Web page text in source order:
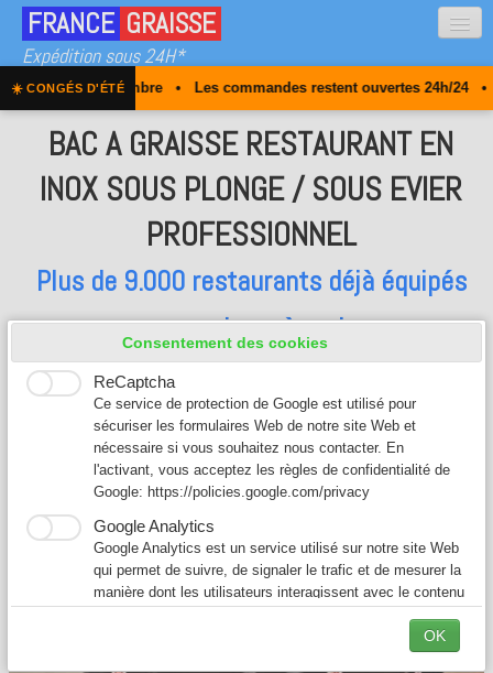
FRANCE GRAISSE
Expédition sous 24H*
Qui sommes-nous
Obligation
Nos bacs à graisse
Contact
BAC A GRAISSE RESTAURANT EN
INOX SOUS PLONGE / SOUS EVIER
PROFESSIONNEL
Plus de 9.000 restaurants déjà équipés
avec nos bacs à graisse
☀️ CONGÉS D'ÉTÉ
• Les commandes restent ouvertes 24h/24 • Les
Consentement des cookies
ReCaptcha
Ce service de protection de Google est utilisé pour
sécuriser les formulaires Web de notre site Web et
nécessaire si vous souhaitez nous contacter. En
l'activant, vous acceptez les règles de confidentialité de
Google: https://policies.google.com/privacy
Google Analytics
Google Analytics est un service utilisé sur notre site Web
qui permet de suivre, de signaler le trafic et de mesurer la
manière dont les utilisateurs interagissent avec le contenu
OK